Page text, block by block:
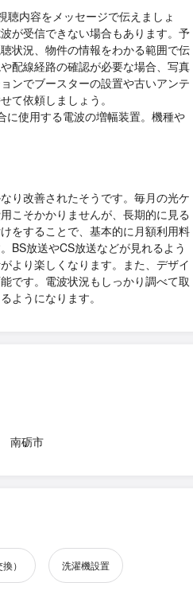
聴内容をメッセージで伝えましょ
が受信できない場合もあります。予
状況、物件の情報をわかる範囲で伝
配線経路の確認が必要な場合、写真
ンでブースターの設置や古いアンテ
て依頼しましょう。
に使用する電波の増幅装置。機種や
り改善されたそうです。毎月の光ケ
こそかかりませんが、長期的に見る
をすることで、基本的に月額利用料
BS放送やCS放送などが見れるよう
より楽しくなります。また、デザイ
です。電波状況もしっかり調べて取
ようになります。
南砺市
） 洗濯機設置